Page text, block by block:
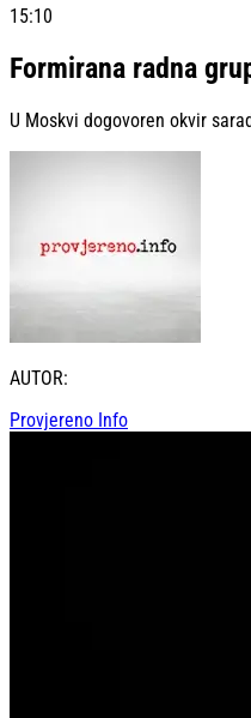
15:10
Formirana radna
U Moskvi dogovoren okvir
AUTOR:
Provjereno Info